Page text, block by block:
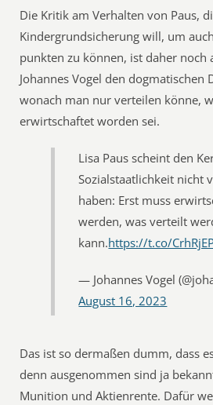
Die Kritik am Verhalten von Paus,
Kindergrundsicherung will, um
punkten zu können, ist daher noch
Johannes Vogel den dogmatischen
wonach man nur verteilen könne,
erwirtschaftet worden sei.
Lisa Paus scheint den
Sozialstaatlichkeit nicht
haben: Erst muss
werden, was verteilt
kann.https://t.co/
— Johannes Vogel
August 16, 2023
Das ist so dermaßen dumm, dass
denn ausgenommen sind ja
Munition und Aktienrente. Dafür